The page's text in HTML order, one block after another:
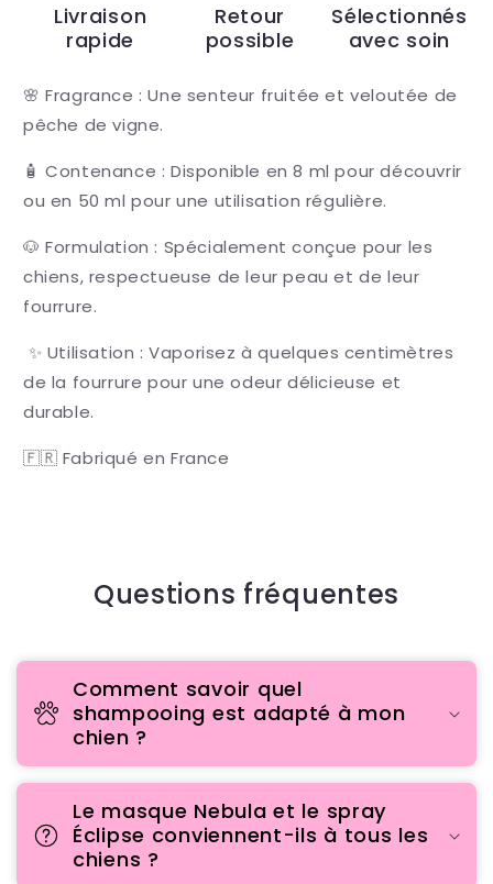
Livraison
rapide
Retour
possible
Sélectionnés
avec soin
🌸 Fragrance : Une senteur fruitée et veloutée de
pêche de vigne.
🧴 Contenance : Disponible en 8 ml pour découvrir
ou en 50 ml pour une utilisation régulière.
🐶 Formulation : Spécialement conçue pour les
chiens, respectueuse de leur peau et de leur
fourrure.
✨ Utilisation : Vaporisez à quelques centimètres
de la fourrure pour une odeur délicieuse et
durable.
🇫🇷 Fabriqué en France
Questions fréquentes
Comment savoir quel
shampooing est adapté à mon
chien ?
Le masque Nebula et le spray
Éclipse conviennent-ils à tous les
chiens ?